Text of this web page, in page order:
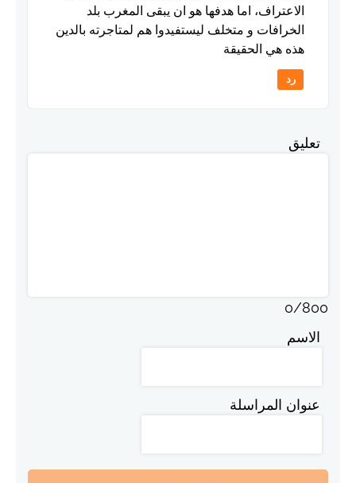
الاعتراف، اما هدفها هو ان يبقى المغرب بلد
الخرافات و متخلف ليستفيدوا هم لمتاجرته بالدين
هذه هي الحقيقة
رد
تعليق
0/800
الاسم
عنوان المراسلة